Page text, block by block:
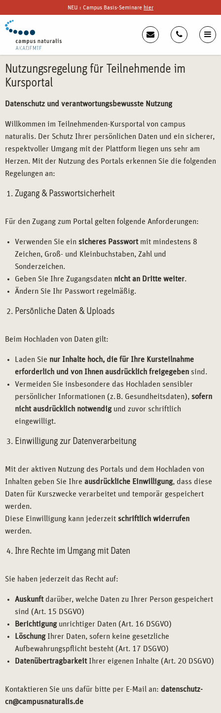
NEU : Campus Basis-Seminare hier
Nutzungsregelung für Teilnehmende im
Kursportal
Datenschutz und verantwortungsbewusste Nutzung
Willkommen im Teilnehmenden-Kursportal von campus
naturalis. Der Schutz Ihrer persönlichen Daten und ein sicherer,
respektvoller Umgang mit der Plattform liegen uns sehr am
Herzen. Mit der Nutzung des Portals erkennen Sie die folgenden
Regelungen an:
Zugang & Passwortsicherheit
Für den Zugang zum Portal gelten folgende Anforderungen:
Verwenden Sie ein sicheres Passwortmit mindestens 8
Zeichen, Groß- und Kleinbuchstaben, Zahl und
Sonderzeichen.
Geben Sie Ihre Zugangsdaten nicht an Dritte weiter.
Ändern Sie Ihr Passwort regelmäßig.
Persönliche Daten & Uploads
Beim Hochladen von Daten gilt:
Laden Sie nur Inhalte hoch, die für Ihre Kursteilnahme
erforderlich und von Ihnen ausdrücklich freigegeben sind.
Vermeiden Sie insbesondere das Hochladen sensibler
persönlicher Informationen (z. B. Gesundheitsdaten), sofern
nicht ausdrücklich notwendigund zuvor schriftlich
eingewilligt.
Einwilligung zur Datenverarbeitung
Mit der aktiven Nutzung des Portals und dem Hochladen von
Inhalten geben Sie Ihre ausdrückliche Einwilligung, dass diese
Daten für Kurszwecke verarbeitet und temporär gespeichert
werden.
Diese Einwilligung kann jederzeit schriftlich widerrufen
werden.
Ihre Rechte im Umgang mit Daten
Sie haben jederzeit das Recht auf:
Auskunftdarüber, welche Daten zu Ihrer Person gespeichert
sind (Art. 15 DSGVO)
Berichtigungunrichtiger Daten (Art. 16 DSGVO)
LöschungIhrer Daten, sofern keine gesetzliche
Aufbewahrungspflicht besteht (Art. 17 DSGVO)
DatenübertragbarkeitIhrer eigenen Inhalte (Art. 20 DSGVO)
Kontaktieren Sie uns dafür bitte per E-Mail an: datenschutz-
cn@campusnaturalis.de